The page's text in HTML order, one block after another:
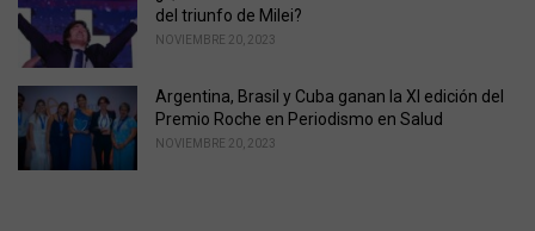
del triunfo de Milei?
NOVIEMBRE 20, 2023
Argentina, Brasil y Cuba ganan la XI edición del
Premio Roche en Periodismo en Salud
NOVIEMBRE 20, 2023